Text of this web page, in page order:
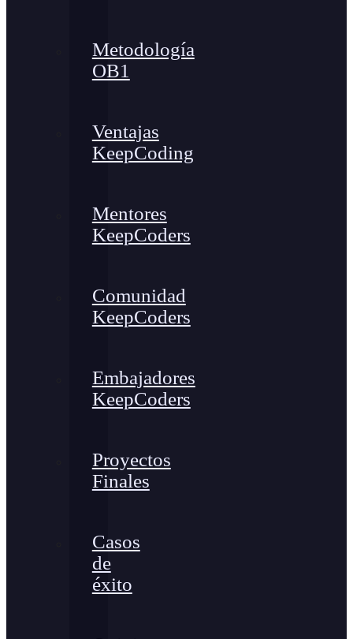
Metodología
OB1
Ventajas
KeepCoding
Mentores
KeepCoders
Comunidad
KeepCoders
Embajadores
KeepCoders
Proyectos
Finales
Casos
de
éxito